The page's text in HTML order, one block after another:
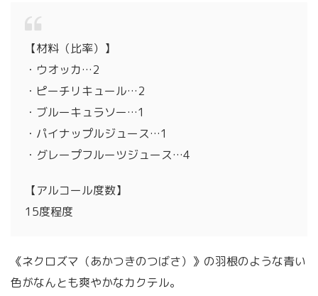
【材料（比率）】
・ウオッカ…2
・ピーチリキュール…2
・ブルーキュラソー…1
・パイナップルジュース…1
・グレープフルーツジュース…4
【アルコール度数】
15度程度
《ネクロズマ（あかつきのつばさ）》の羽根のような青い
色がなんとも爽やかなカクテル。